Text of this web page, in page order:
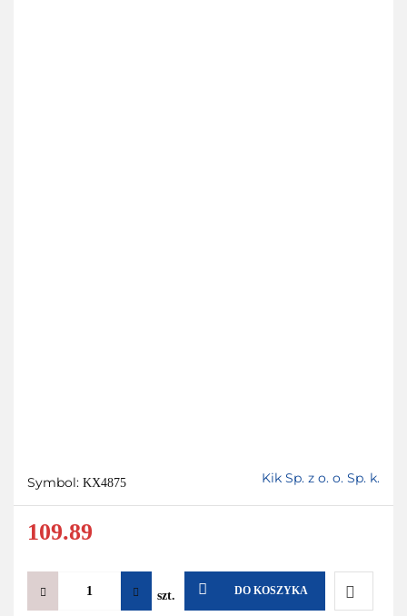
Symbol: KX4875 Kik Sp. z o. o. Sp. k.
109.89
szt. DO KOSZYKA